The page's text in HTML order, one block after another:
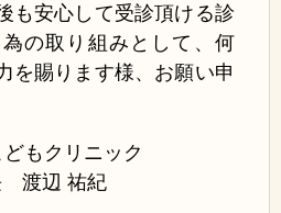
も安心して受診頂ける診
の取り組みとして、何
を賜ります様、お願い申
もクリニック
渡辺 祐紀